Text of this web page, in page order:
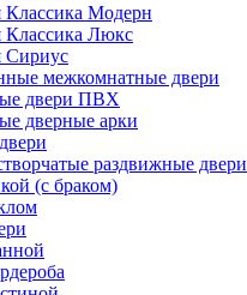
Классика Модерн
Классика Люкс
Сириус
межкомнатные двери
двери ПВХ
дверные арки
раздвижные двери
(с браком)